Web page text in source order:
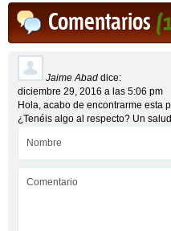
Comentarios
Jaime Abad dice:
diciembre 29, 2016 a las 5:06 pm
Hola, acabo de encontrarme esta
¿Tenéis algo al respecto? Un